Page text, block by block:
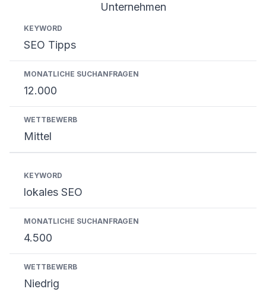
Unternehmen
KeywordMonatliche Suchanfragen
SEO Tipps
12.000
Mittel
lokales SEO
4.500
Niedrig